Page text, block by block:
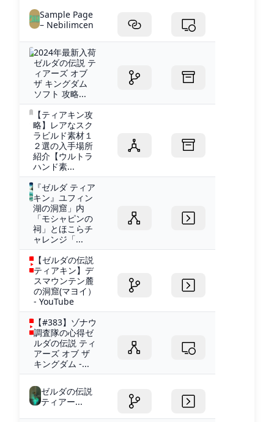
Sample Page
– Nebilimcen
2024年最新入荷
ゼルダの伝説 テ
ィアーズ オブ
ザ キングダム
ソフト 攻略...
【ティアキン攻
略】レアなスク
ラビルド素材１
２選の入手場所
紹介【ウルトラ
ハンド素...
『ゼルダ ティア
キン』ユフィン
湖の洞窟」内
「モシャピンの
祠」とほこらチ
ャレンジ「...
【ゼルダの伝説
ティアキン】デ
スマウンテン麓
の洞窟(マヨイ）
- YouTube
【#383】ゾナウ
調査隊の心得ゼ
ルダの伝説 ティ
アーズ オブ ザ
キングダム -...
ゼルダの伝説
ティアー...